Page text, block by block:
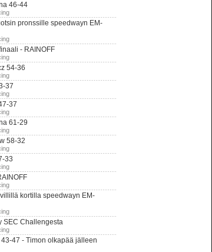
46-44
pronssille speedwayn EM-
- RAINOFF
54-36
37
37
61-29
58-32
33
kortilla speedwayn EM-
SEC Challengesta
47 - Timon olkapää jälleen